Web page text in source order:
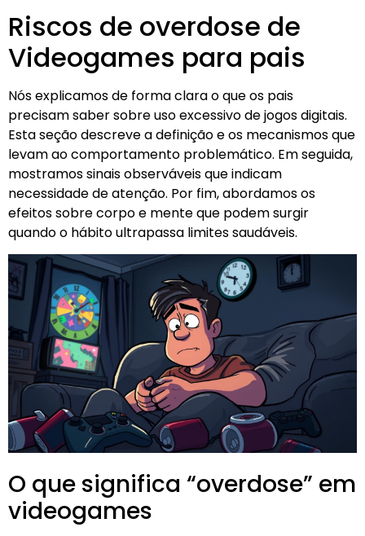
Riscos de overdose de
Videogames para pais
Nós explicamos de forma clara o que os pais
precisam saber sobre uso excessivo de jogos digitais.
Esta seção descreve a definição e os mecanismos que
levam ao comportamento problemático. Em seguida,
mostramos sinais observáveis que indicam
necessidade de atenção. Por fim, abordamos os
efeitos sobre corpo e mente que podem surgir
quando o hábito ultrapassa limites saudáveis.
O que significa “overdose” em
videogames